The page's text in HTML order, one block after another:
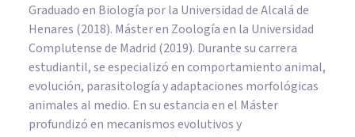
Graduado en Biología por la Universidad de Alcalá de
Henares (2018). Máster en Zoología en la Universidad
Complutense de Madrid (2019). Durante su carrera
estudiantil, se especializó en comportamiento animal,
evolución, parasitología y adaptaciones morfológicas
animales al medio. En su estancia en el Máster
profundizó en mecanismos evolutivos y